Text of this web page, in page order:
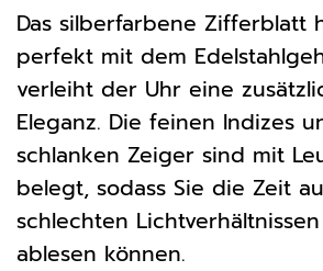
Das silberfarbene Zifferblatt
perfekt mit dem
verleiht der Uhr eine
Eleganz. Die feinen Indizes
schlanken Zeiger sind mit
belegt, sodass Sie die Zeit
schlechten
ablesen können.